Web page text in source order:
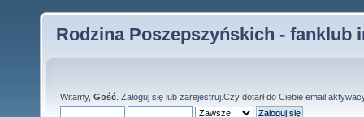
Rodzina Poszepszyńskich - fanklub
Witamy, Gość Zaloguj się lub zarejestruj .Czy dotarł do Ciebie email